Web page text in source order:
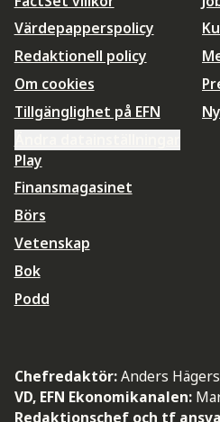
Värdepapperspolicy
Redaktionell policy
Om cookies
Tillgänglighet på EFN
Play
Finansmagasinet
Börs
Vetenskap
Bok
Podd
Chefredaktör:Anders
VD, EFN Ekonomikanalen:
Redaktionschef och tf